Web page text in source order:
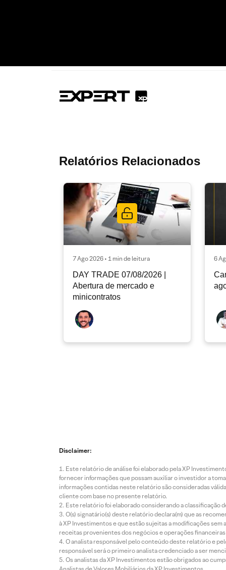
Relatórios Relacionados
7 Ago 2026 • 1 min de leitura
DAY TRADE 07/08/2026 |
Abertura de mercado e
minicontratos
6
Disclaimer:
Este relatório de análise foi elaborado pela XP
fornecer informações que possam auxiliar o investidor a
informações contidas neste relatório são consideradas
cliente com base no presente relatório.
Este relatório foi elaborado considerando a classificação
O(s) signatário(s) deste relatório declara(m) que as
à XP Investimentos e que estão sujeitas a modificações
receitas provenientes dos negócios e operações
O analista responsável pelo conteúdo deste relatório e
responsável será o primeiro analista credenciado a ser
Os analistas da XP Investimentos estão obrigados ao